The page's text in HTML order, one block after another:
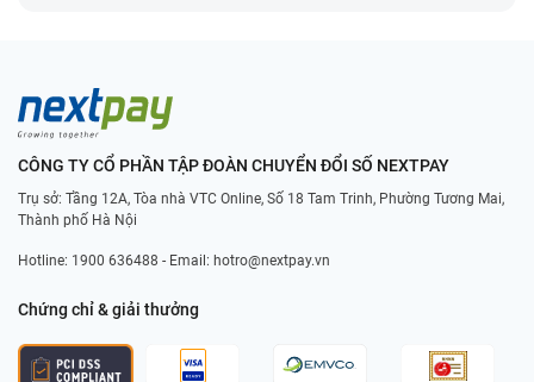
CÔNG TY CỔ PHẦN TẬP ĐOÀN CHUYỂN ĐỔI SỐ NEXTPAY
Trụ sở: Tầng 12A, Tòa nhà VTC Online, Số 18 Tam Trinh, Phường Tương Mai,
Thành phố Hà Nội
Hotline: 1900 636488 - Email: hotro@nextpay.vn
Chứng chỉ & giải thưởng